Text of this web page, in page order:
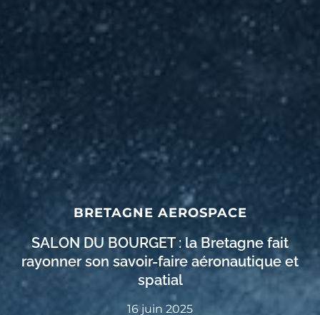
BRETAGNE AEROSPACE
SALON DU BOURGET : la Bretagne fait
rayonner son savoir-faire aéronautique et
spatial
16 juin 2025